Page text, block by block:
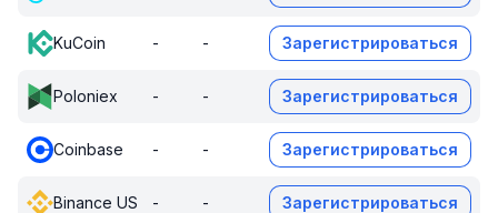
KuCoin - - Зарегистрироваться
Poloniex - - Зарегистрироваться
Coinbase - - Зарегистрироваться
Binance US - - Зарегистрироваться